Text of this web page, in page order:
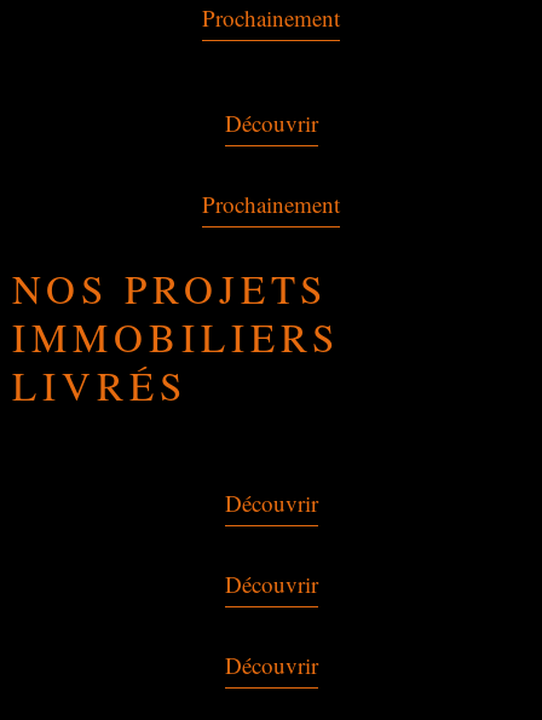
Prochainement
Découvrir
Prochainement
NOS PROJETS
IMMOBILIERS
LIVRÉS
Découvrir
Découvrir
Découvrir